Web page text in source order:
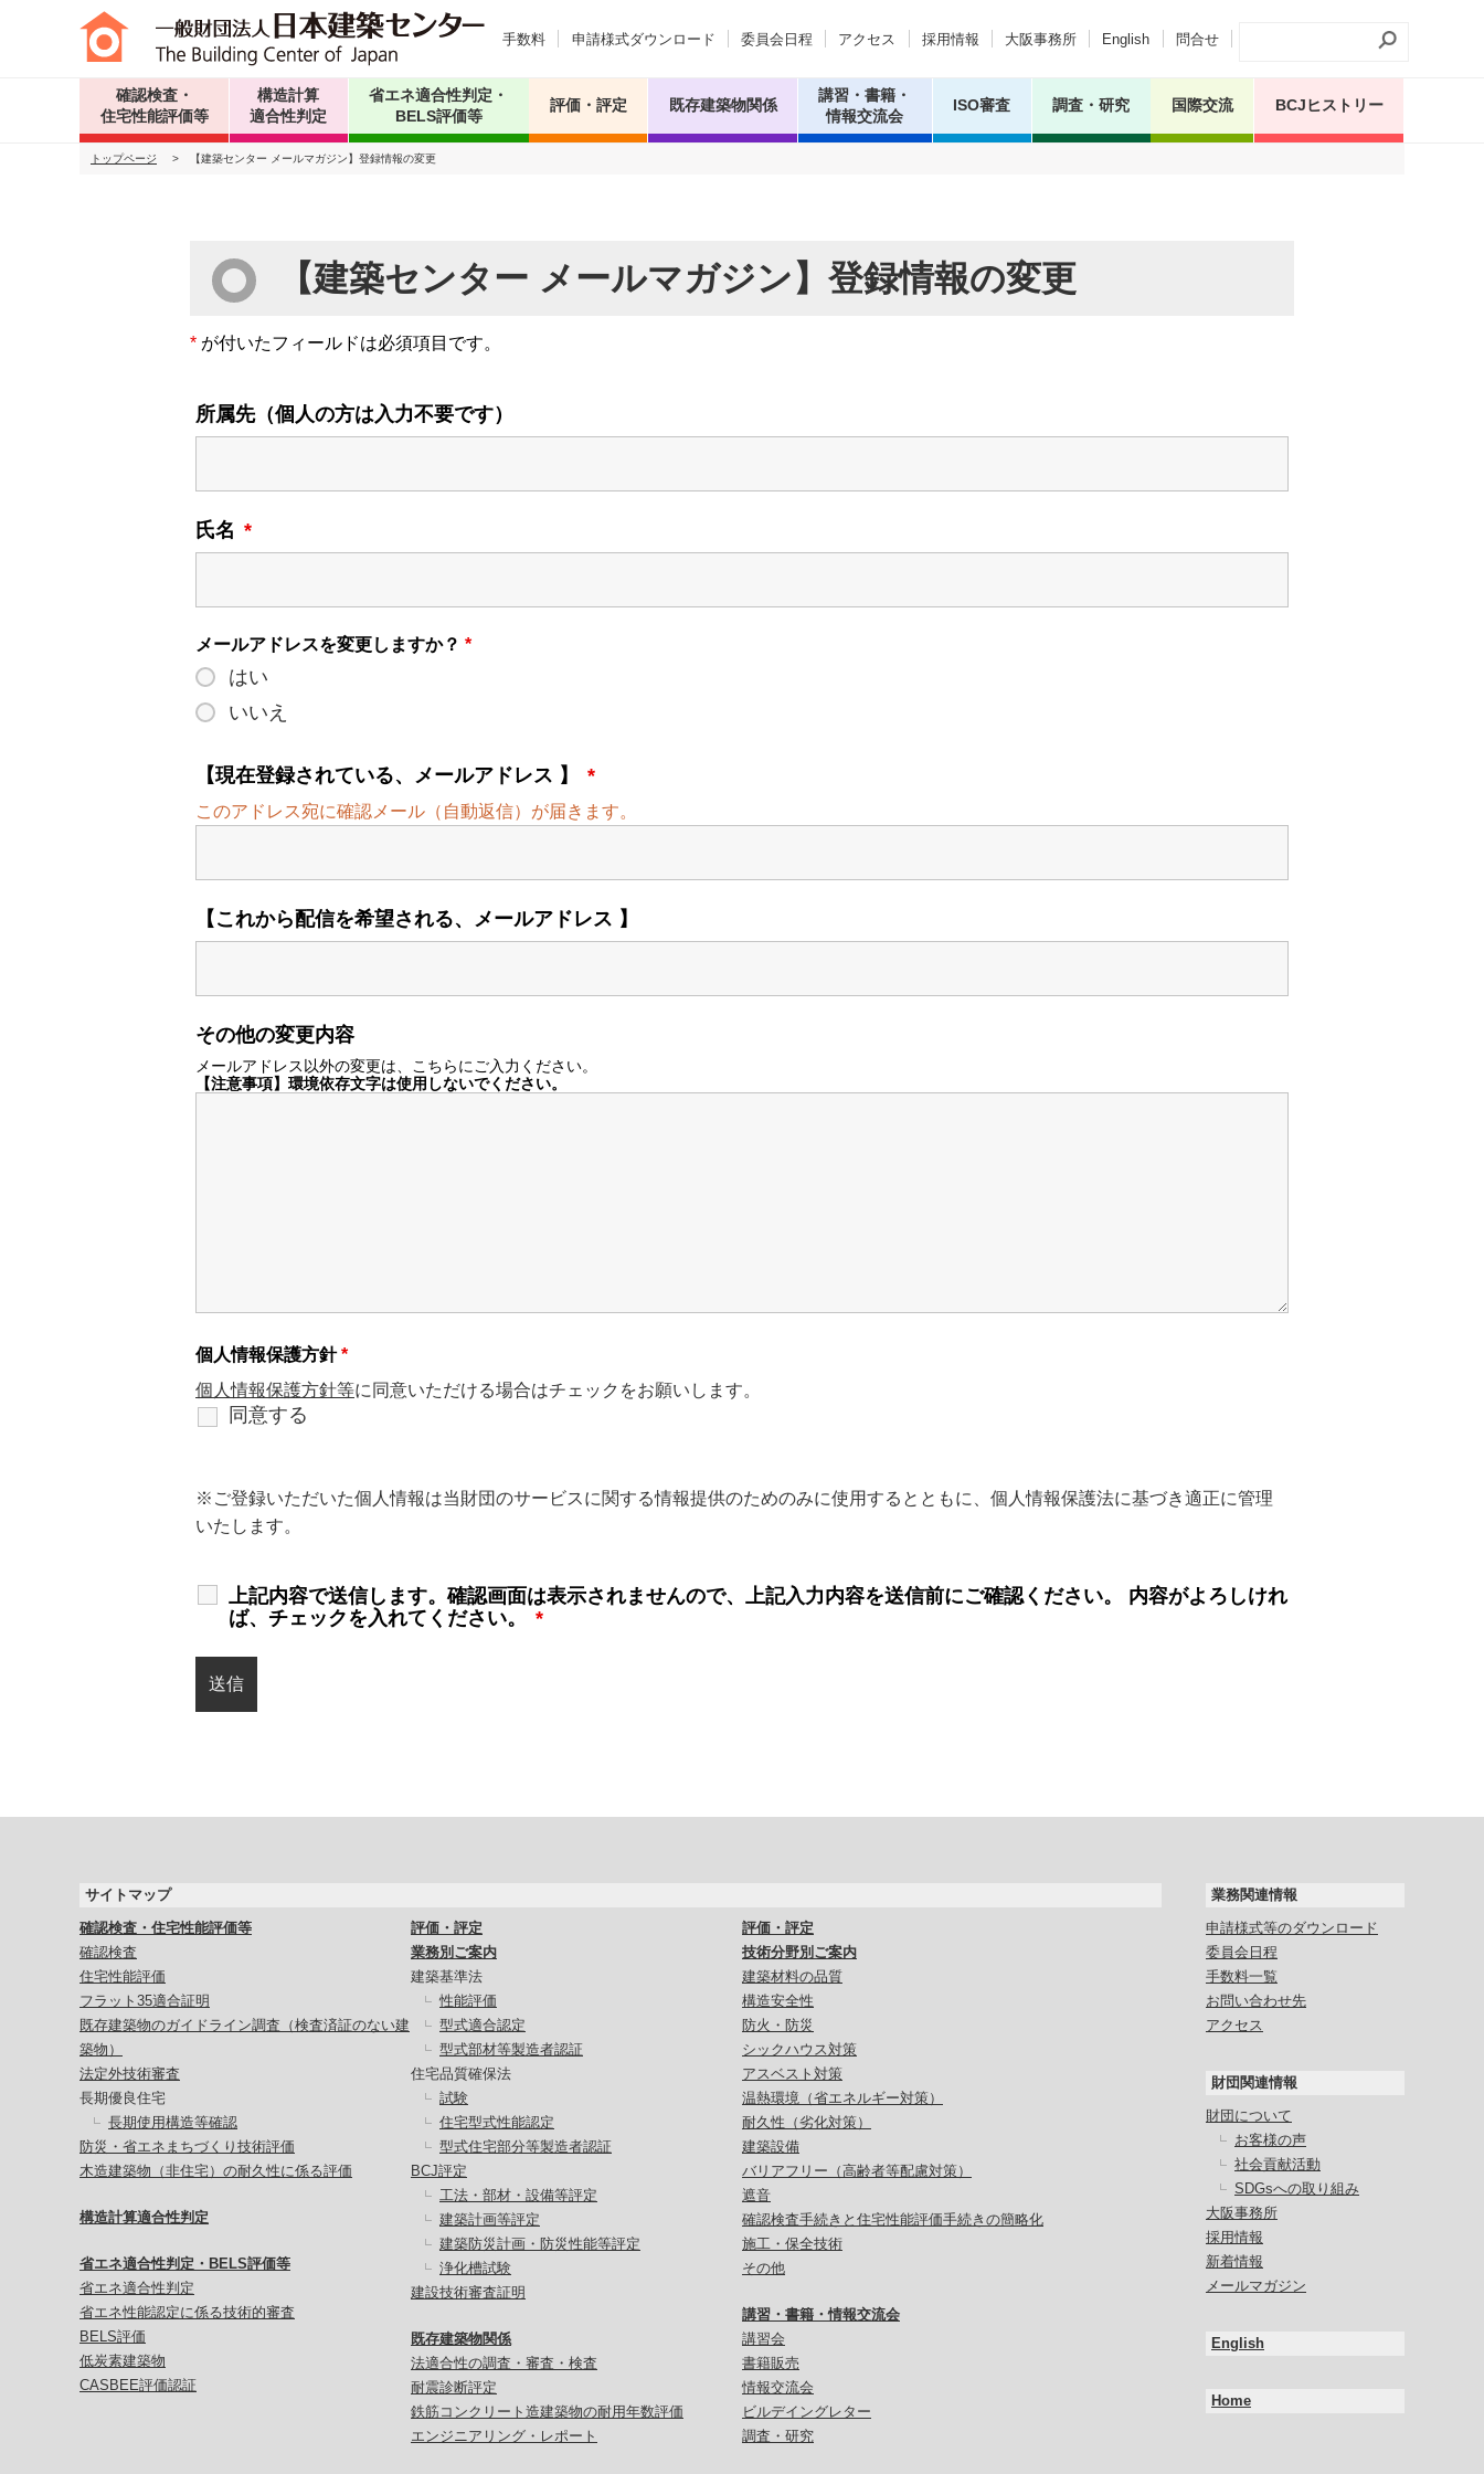
確認検査・
住宅性能評価等
構造計算
適合性判定
省エネ適合性判定・
BELS評価等
評価・評定 既存建築物関係
講習・書籍・
情報交流会
ISO審査 調査・研究 国際交流 BCJヒストリー
手数料 申請様式ダウンロード 委員会日程 アクセス 採用情報 大阪事務所 English 問合せ
トップページ > 【建築センター メールマガジン】登録情報の変更
【建築センター メールマガジン】登録情報の変更
* が付いたフィールドは必須項目です。
所属先（個人の方は入力不要です）
氏名 *
メールアドレスを変更しますか？ *
はい
いいえ
【現在登録されている、メールアドレス 】 *
このアドレス宛に確認メール（自動返信）が届きます。
【これから配信を希望される、メールアドレス 】
その他の変更内容
メールアドレス以外の変更は、こちらにご入力ください。
【注意事項】環境依存文字は使用しないでください。
個人情報保護方針*
同意する
個人情報保護方針等に同意いただける場合はチェックをお願いします。
※ご登録いただいた個人情報は当財団のサービスに関する情報提供のためのみに使用するとともに、個人情報保護法に基づき適正に管理
いたします。
上記内容で送信します。確認画面は表示されませんので、上記入力内容を送信前にご確認ください。 内容がよろしけれ
ば、チェックを入れてください。
*
サイトマップ
確認検査・住宅性能評価等
確認検査
住宅性能評価
フラット35適合証明
既存建築物のガイドライン調査（検査済証のない建
築物）
法定外技術審査
長期優良住宅
長期使用構造等確認
防災・省エネまちづくり技術評価
木造建築物（非住宅）の耐久性に係る評価
構造計算適合性判定
省エネ適合性判定・BELS評価等
省エネ適合性判定
省エネ性能認定に係る技術的審査
BELS評価
低炭素建築物
CASBEE評価認証
評価・評定
業務別ご案内
建築基準法
性能評価
型式適合認定
型式部材等製造者認証
住宅品質確保法
試験
住宅型式性能認定
型式住宅部分等製造者認証
BCJ評定
工法・部材・設備等評定
建築計画等評定
建築防災計画・防災性能等評定
浄化槽試験
建設技術審査証明
既存建築物関係
法適合性の調査・審査・検査
耐震診断評定
鉄筋コンクリート造建築物の耐用年数評価
エンジニアリング・レポート
評価・評定
技術分野別ご案内
建築材料の品質
構造安全性
防火・防災
シックハウス対策
アスベスト対策
温熱環境（省エネルギー対策）
耐久性（劣化対策）
建築設備
バリアフリー（高齢者等配慮対策）
遮音
確認検査手続きと住宅性能評価手続きの簡略化
施工・保全技術
その他
講習・書籍・情報交流会
講習会
書籍販売
情報交流会
ビルデイングレター
調査・研究
業務関連情報
申請様式等のダウンロード
委員会日程
手数料一覧
お問い合わせ先
アクセス
財団関連情報
財団について
お客様の声
社会貢献活動
SDGsへの取り組み
大阪事務所
採用情報
新着情報
メールマガジン
English
Home